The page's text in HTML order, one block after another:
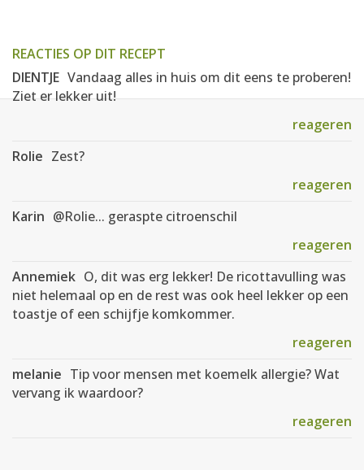
REACTIES OP DIT RECEPT
DIENTJE Vandaag alles in huis om dit eens te proberen!
Ziet er lekker uit!
reageren
Rolie Zest?
reageren
Karin @Rolie... geraspte citroenschil
reageren
Annemiek O, dit was erg lekker! De ricottavulling was
niet helemaal op en de rest was ook heel lekker op een
toastje of een schijfje komkommer.
reageren
melanie Tip voor mensen met koemelk allergie? Wat
vervang ik waardoor?
reageren